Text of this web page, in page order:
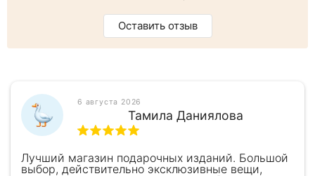
Оставить отзыв
6 августа 2026
Тамила Даниялова
Лучший магазин подарочных изданий. Большой
выбор, действительно эксклюзивные вещи,